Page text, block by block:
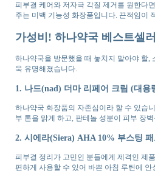
피부결 케어와 저자극 각질 제거를 원한다
주는 미백 기능성 화장품입니다. 끈적임이
가성비! 하나약국 베스트셀
하나약국을 방문했을 때 놓치지 말아야 할,
욱 유명해졌습니다.
1. 나드(nad) 더마 리페어 크림 (대용
하나약국 화장품의 자존심이라 할 수 있습
부 톤을 맑게 하고, 판테놀 성분이 피부 장
2. 시에라(Siera) AHA 10% 부스팅
피부결 정리가 고민인 분들에게 제격인 제
편하게 사용할 수 있어 바쁜 아침 루틴에